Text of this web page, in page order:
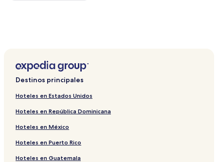
una
noche
adultos.
precios
Destinos principales
Hoteles en Estados Unidos
Hoteles en República Dominicana
Hoteles en México
Hoteles en Puerto Rico
Hoteles en Guatemala